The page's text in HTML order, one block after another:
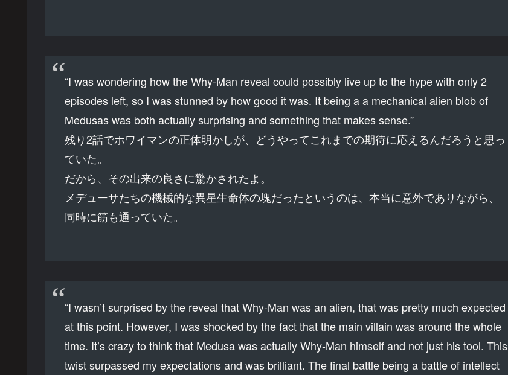
“I was wondering how the Why-Man reveal could possibly live up to the hype with only 2
episodes left, so I was stunned by how good it was. It being a a mechanical alien blob of
Medusas was both actually surprising and something that makes sense.”
残り2話でホワイマンの正体明かしが、どうやってこれまでの期待に応えるんだろうと思っ
ていた。
だから、その出来の良さに驚かされたよ。
メデューサたちの機械的な異星生命体の塊だったというのは、本当に意外でありながら、
同時に筋も通っていた。
“I wasn’t surprised by the reveal that Why-Man was an alien, that was pretty much expected
at this point. However, I was shocked by the fact that the main villain was around the whole
time. It’s crazy to think that Medusa was actually Why-Man himself and not just his tool. This
twist surpassed my expectations and was brilliant. The final battle being a battle of intellect